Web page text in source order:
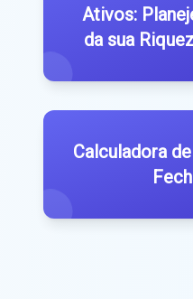
Ativos:
da sua
Calculadora